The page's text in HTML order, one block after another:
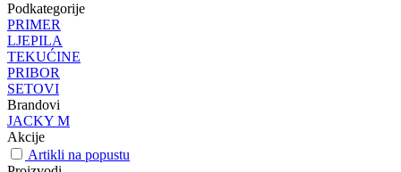
Podkategorije
PRIMER
LJEPILA
TEKUĆINE
PRIBOR
SETOVI
Brandovi
JACKY M
Akcije
Artikli na popustu